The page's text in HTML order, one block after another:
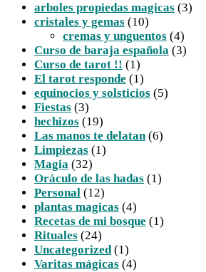
arboles propiedas magicas (3)
cristales y gemas (10)
cremas y unguentos (4)
Curso de baraja española (3)
Curso de tarot !! (1)
El tarot responde (1)
equinocios y solsticios (5)
Fiestas (3)
hechizos (19)
Las manos te delatan(6)
Limpiezas (1)
Magia (32)
Oráculo de las hadas (1)
Personal (12)
plantas magicas (4)
Recetas de mi bosque (1)
Rituales (24)
Uncategorized(1)
Varitas mágicas (4)